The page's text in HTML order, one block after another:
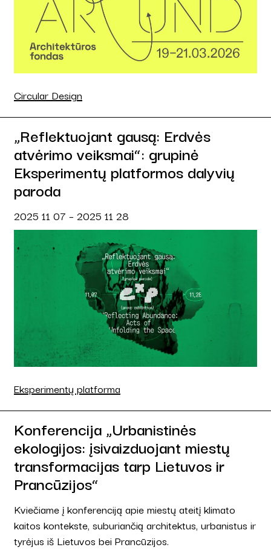
Circular Design
„Reflektuojant gausą: Erdvės
atvėrimo veiksmai“: grupinė
Eksperimentų platformos dalyvių
paroda
2025 11 07 – 2025 11 28
Eksperimentų platforma
Konferencija „Urbanistinės
ekologijos: įsivaizduojant miestų
transformacijas tarp Lietuvos ir
Prancūzijos“
Kviečiame į konferenciją apie miestų ateitį klimato
kaitos kontekste, suburiančią architektus, urbanistus ir
tyrėjus iš Lietuvos bei Prancūzijos.